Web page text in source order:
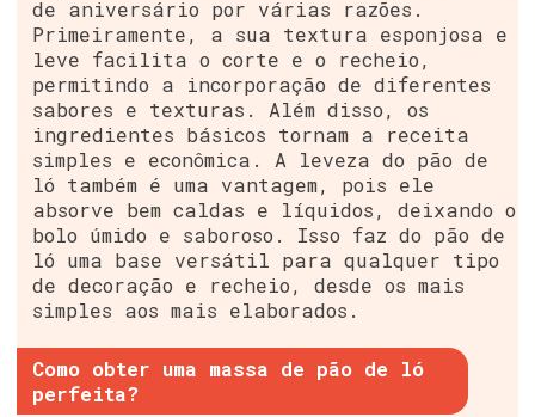
de aniversário por várias razões.
Primeiramente, a sua textura esponjosa e
leve facilita o corte e o recheio,
permitindo a incorporação de diferentes
sabores e texturas. Além disso, os
ingredientes básicos tornam a receita
simples e econômica. A leveza do pão de
ló também é uma vantagem, pois ele
absorve bem caldas e líquidos, deixando o
bolo úmido e saboroso. Isso faz do pão de
ló uma base versátil para qualquer tipo
de decoração e recheio, desde os mais
simples aos mais elaborados.
Como obter uma massa de pão de ló
perfeita?